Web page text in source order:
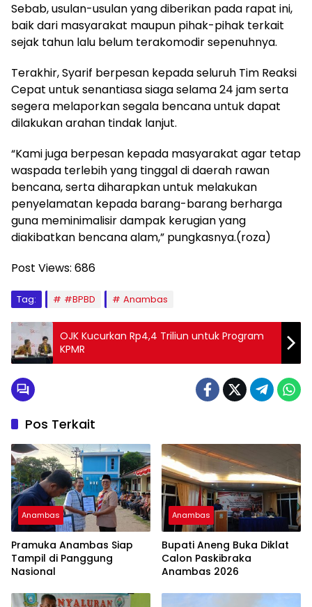
Sebab, usulan-usulan yang diberikan pada rapat ini,
baik dari masyarakat maupun pihak-pihak terkait
sejak tahun lalu belum terakomodir sepenuhnya.
Terakhir, Syarif berpesan kepada seluruh Tim Reaksi
Cepat untuk senantiasa siaga selama 24 jam serta
segera melaporkan segala bencana untuk dapat
dilakukan arahan tindak lanjut.
“Kami juga berpesan kepada masyarakat agar tetap
waspada terlebih yang tinggal di daerah rawan
bencana, serta diharapkan untuk melakukan
penyelamatan kepada barang-barang berharga
guna meminimalisir dampak kerugian yang
diakibatkan bencana alam,” pungkasnya.(roza)
Post Views: 686
Tag: #BPBD Anambas
OJK Kucurkan Rp4,4 Triliun untuk Program
KPMR
Pos Terkait
Anambas
Pramuka Anambas Siap
Tampil di Panggung
Nasional
Anambas
Bupati Aneng Buka Diklat
Calon Paskibraka
Anambas 2026